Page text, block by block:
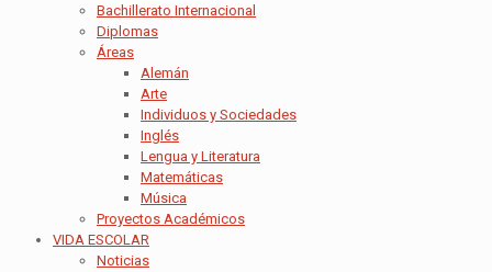
Bachillerato Internacional
Diplomas
Áreas
Alemán
Arte
Individuos y Sociedades
Inglés
Lengua y Literatura
Matemáticas
Música
Proyectos Académicos
VIDA ESCOLAR
Noticias